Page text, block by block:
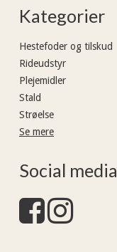
Kategorier
Hestefoder og tilskud
Rideudstyr
Plejemidler
Stald
Strøelse
Se mere
Social media